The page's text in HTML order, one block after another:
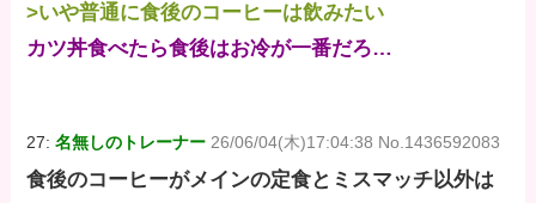
>いや普通に食後のコーヒーは飲みたい
カツ丼食べたら食後はお冷が一番だろ…
27:名無しのトレーナー 26/06/04(木)17:04:38 No.1436592083
食後のコーヒーがメインの定食とミスマッチ以外は